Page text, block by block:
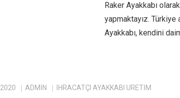
Raker Ayakkabı
yapmaktayız. Türkiye
Ayakkabı, kendini
ADMIN IHRACATÇI AYAKKABI ÜRETIM